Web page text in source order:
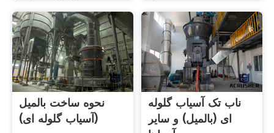
نحوه ساخت بالمیل
(آسیاب گلوله ای)
ناب تک آسیاب گلوله
ای (بالمیل) و سایر